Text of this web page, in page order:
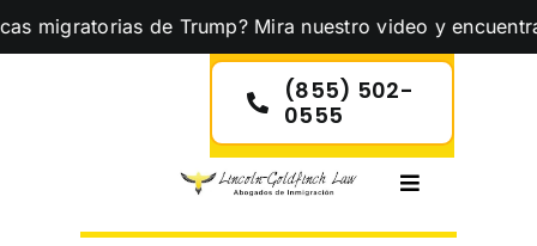
de Trump? Mira nuestro video y encuentra la
(855) 502-
0555
Toggle